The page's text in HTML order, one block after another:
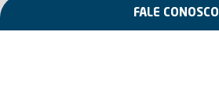
FALE CONOSCO